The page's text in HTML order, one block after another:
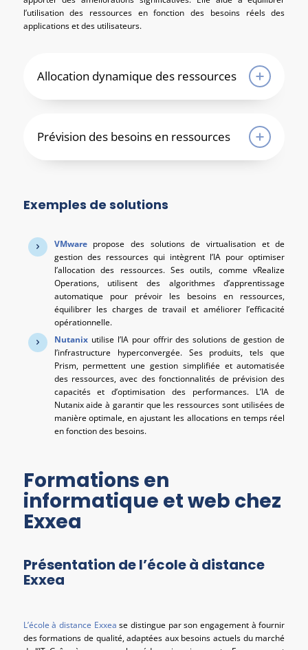
l’utilisation des ressources en fonction des besoins réels des
applications et des utilisateurs.
Allocation dynamique des ressources
Prévision des besoins en ressources
Exemples de solutions
VMwarepropose des solutions de virtualisation et de
gestion des ressources qui intègrent l’IA pour optimiser
l’allocation des ressources. Ses outils, comme vRealize
Operations, utilisent des algorithmes d’apprentissage
automatique pour prévoir les besoins en ressources,
équilibrer les charges de travail et améliorer l’efficacité
opérationnelle.
Nutanixutilise l’IA pour offrir des solutions de gestion de
l’infrastructure hyperconvergée. Ses produits, tels que
Prism, permettent une gestion simplifiée et automatisée
des ressources, avec des fonctionnalités de prévision des
capacités et d’optimisation des performances. L’IA de
Nutanix aide à garantir que les ressources sont utilisées de
manière optimale, en ajustant les allocations en temps réel
en fonction des besoins.
Formations en
informatique et web chez
Exxea
Présentation de l’école à distance
Exxea
L’école à distance Exxea se distingue par son engagement à fournir
des formations de qualité, adaptées aux besoins actuels du marché